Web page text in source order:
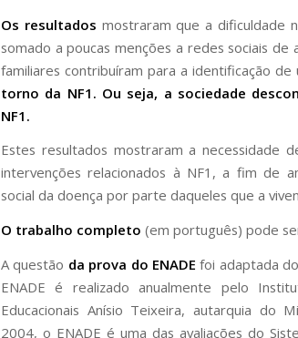
Os resultados mostraram que a dificuldade
somado a poucas menções a redes sociais de
familiares contribuíram para a identificação de
torno da NF1. Ou seja, a sociedade
NF1.
Estes resultados mostraram a necessidade
intervenções relacionados à NF1, a fim de
social da doença por parte daqueles que a
O trabalho completo (em português) pode
A questão da prova do ENADE foi adaptada
ENADE é realizado anualmente pelo
Educacionais Anísio Teixeira, autarquia do
2004, o ENADE é uma das avaliações do